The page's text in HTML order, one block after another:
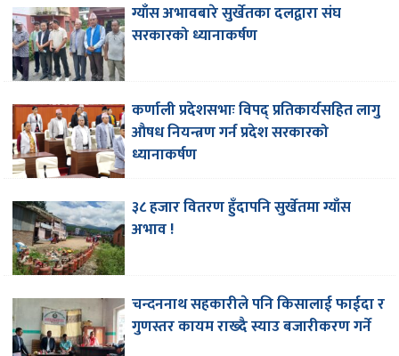
ग्याँस अभावबारे सुर्खेतका दलद्वारा संघ
सरकारको ध्यानाकर्षण
कर्णाली प्रदेशसभाः विपद् प्रतिकार्यसहित लागु
औषध नियन्त्रण गर्न प्रदेश सरकारको
ध्यानाकर्षण
३८ हजार वितरण हुँदापनि सुर्खेतमा ग्याँस
अभाव !
चन्दननाथ सहकारीले पनि किसालाई फाईदा र
गुणस्तर कायम राख्दै स्याउ बजारीकरण गर्ने